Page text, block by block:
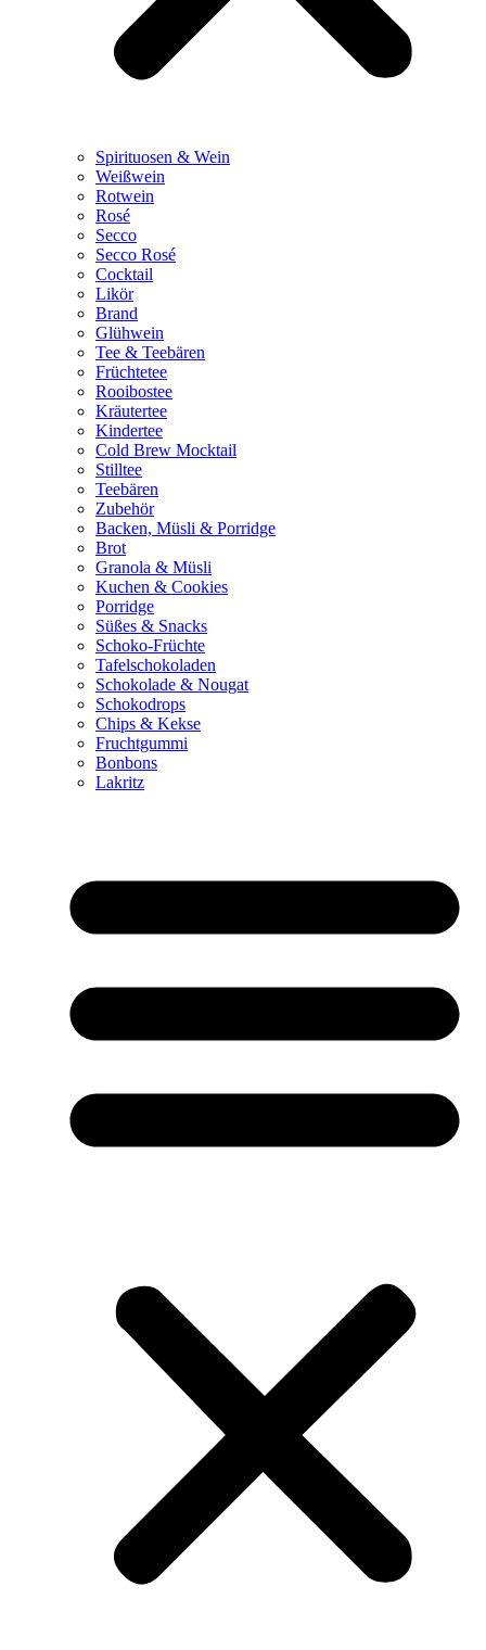
Spirituosen & Wein
Weißwein
Rotwein
Rosé
Secco
Secco Rosé
Cocktail
Likör
Brand
Glühwein
Tee & Teebären
Früchtetee
Rooibostee
Kräutertee
Kindertee
Cold Brew Mocktail
Stilltee
Teebären
Zubehör
Backen, Müsli & Porridge
Brot
Granola & Müsli
Kuchen & Cookies
Porridge
Süßes & Snacks
Schoko-Früchte
Tafelschokoladen
Schokolade & Nougat
Schokodrops
Chips & Kekse
Fruchtgummi
Bonbons
Lakritz